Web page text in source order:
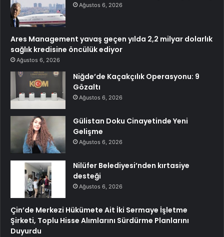
Ağustos 6, 2026
Ares Management yavaş geçen yılda 2,2 milyar dolarlık
sağlık kredisine öncülük ediyor
Ağustos 6, 2026
Niğde’de Kaçakçılık Operasyonu: 9
Gözaltı
Ağustos 6, 2026
Gülistan Doku Cinayetinde Yeni
Gelişme
Ağustos 6, 2026
Nilüfer Belediyesi’nden kırtasiye
desteği
Ağustos 6, 2026
Çin’de Merkezi Hükümete Ait İki Sermaye İşletme
Şirketi, Toplu Hisse Alımlarını Sürdürme Planlarını
Duyurdu